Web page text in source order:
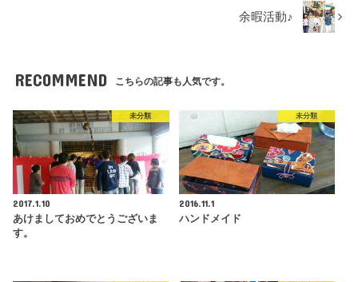
余暇活動♪
RECOMMEND こちらの記事も人気です。
未分類
2017.1.10
あけましておめでとうございま
す。
未分類
2016.11.1
ハンドメイド